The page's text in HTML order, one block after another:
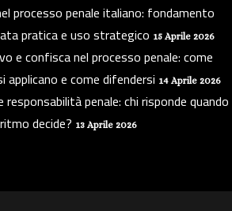
processo penale italiano: fondamento
pratica e uso strategico 15 Aprile 2026
e confisca nel processo penale: come
applicano e come difendersi 14 Aprile 2026
penale: chi risponde quando
decide? 13 Aprile 2026